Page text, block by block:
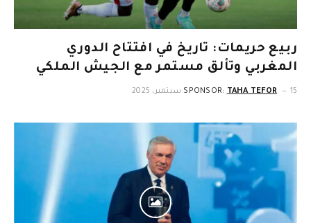
ربيع حريمات: تاريخ في افتتاح الدوري
المغربي وتألق مستمر مع الجيش الملكي
SPONSOR: TAHA TEFOR 15 سبتمبر، 2025